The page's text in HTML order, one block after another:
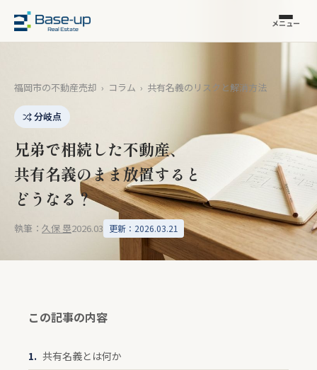
メニュー
福岡市の不動産売却 › コラム › 共有名義のリスクと解消方法
分岐点
兄弟で相続した不動産、
共有名義のまま放置すると
どうなる？
執筆： 久保 塁2026.03 更新：2026.03.21
この記事の内容
共有名義とは何か